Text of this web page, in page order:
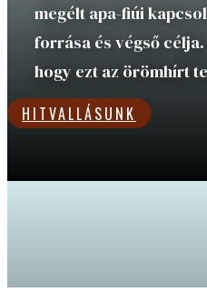
megélt apa-fiúi
forrása és végső
hogy ezt az örömhírt
HITVALLÁSUNK